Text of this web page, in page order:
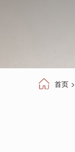
首页 >